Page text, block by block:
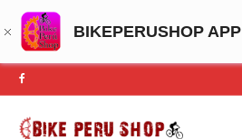
BIKEPERUSHOP APP
Saltar
al
contenido